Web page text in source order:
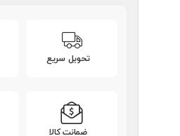
تحویل سریع
ضمانت کالا